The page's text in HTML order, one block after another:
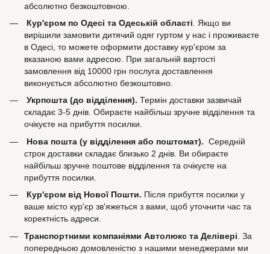
абсолютно безкоштовною.
Кур'єром по Одесі та Одеській області . Якщо ви
вирішили замовити дитячий одяг гуртом у нас і проживаєте
в Одесі, то можете оформити доставку кур'єром за
вказаною вами адресою. При загальній вартості
замовлення від 10000 грн послуга доставлення
виконується абсолютно безкоштовно.
Укрпошта (до відділення). Термін доставки зазвичай
складає 3-5 днів. Обираєте найбільш зручне відділення та
очікуєте на прибуття посилки.
Нова пошта (у відділення або поштомат). Середній
строк доставки складає близько 2 днів. Ви обираєте
найбільш зручне поштове відділення та очікуєте на
прибуття посилки.
Кур'єром від Нової Пошти. Після прибуття посилки у
ваше місто кур'єр зв'яжеться з вами, щоб уточнити час та
коректність адреси.
Транспортними компаніями Автолюкс та Делівері . За
попередньою домовленістю з нашими менеджерами ми